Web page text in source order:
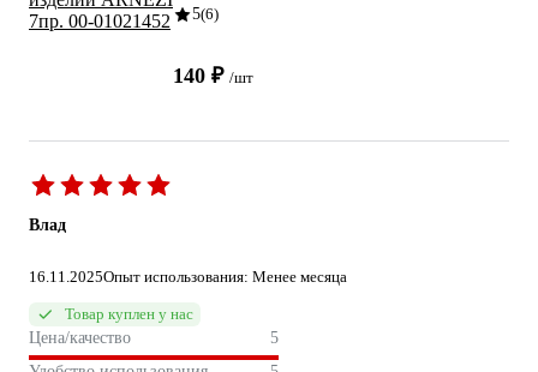
5(6)
140 ₽ /шт
Влад
16.11.2025Опыт использования: Менее месяца
Товар куплен у нас
Цена/качество
5